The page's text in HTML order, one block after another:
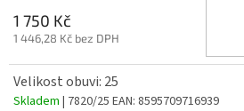
1 750 Kč
1 446,28 Kč bez DPH
Velikost obuvi: 25
Skladem | 7820/25 EAN: 8595709716939